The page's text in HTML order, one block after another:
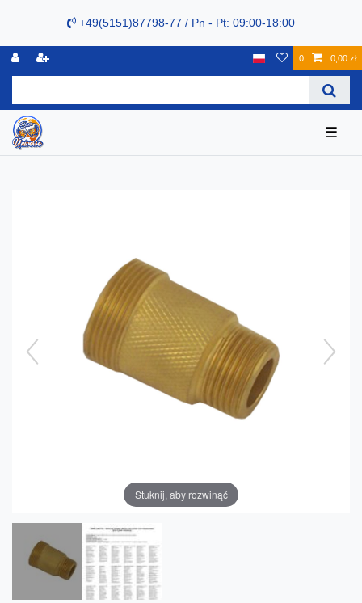
+49(5151)87798-77 / Pn - Pt: 09:00-18:00
0 0,00 zł
☰
Stuknij, aby rozwinąć